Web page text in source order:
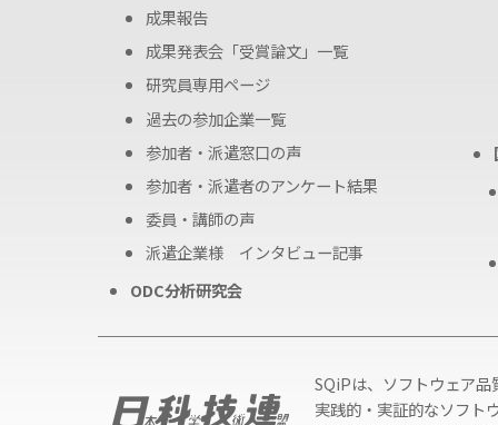
成果報告
成果発表会「受賞論文」一覧
研究員専用ページ
過去の参加企業一覧
参加者・派遣窓口の声
参加者・派遣者のアンケート結果
委員・講師の声
派遣企業様 インタビュー記事
ODC分析研究会
SQiPは、ソフトウェア
実践的・実証的なソフト